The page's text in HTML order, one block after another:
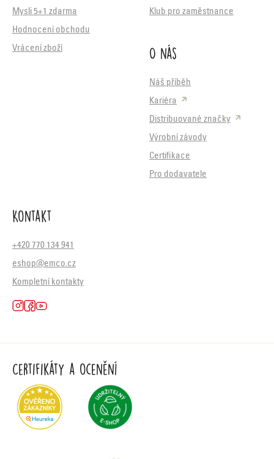
Mysli 5+1 zdarma
Hodnocení obchodu
Vrácení zboží
Klub pro zaměstnance
O nás
Náš příběh
Kariéra
Distribuované značky
Výrobní závody
Certifikace
Pro dodavatele
Kontakt
+420 770 134 941
eshop@emco.cz
Kompletní kontakty
Certifikáty a ocenění